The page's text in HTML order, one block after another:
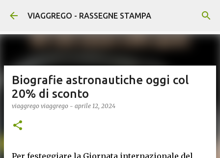
Passa ai contenuti principali
VIAGGREGO - RASSEGNE STAMPA
Biografie astronautiche oggi col
20% di sconto
viaggrego viaggrego - aprile 12, 2024
Per festeggiare la Giornata internazionale del